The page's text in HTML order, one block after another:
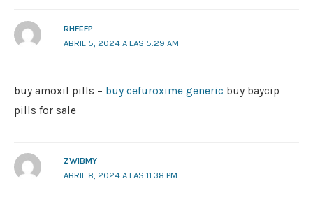
RHFEFP
ABRIL 5, 2024 A LAS 5:29 AM
buy amoxil pills – buy cefuroxime generic buy baycip
pills for sale
ZWIBMY
ABRIL 8, 2024 A LAS 11:38 PM